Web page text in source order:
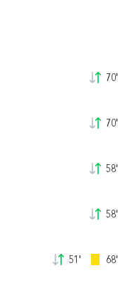
70'
70'
58'
58'
51' 68'